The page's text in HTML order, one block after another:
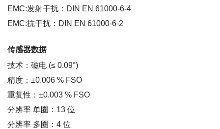
EMC:发射干扰：DIN EN 61000-6-4
EMC:抗干扰：DIN EN 61000-6-2
传感器数据
技术：磁电 (≤ 0.09°)
精度：±0.006 % FSO
重复性：±0.003 % FSO
分辨率 单圈：13 位
分辨率 多圈：4 位